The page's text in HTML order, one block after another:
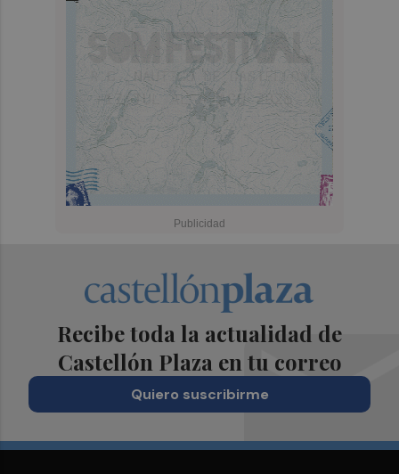
Recibe toda la actualidad de
Castellón Plaza en tu correo
Quiero suscribirme